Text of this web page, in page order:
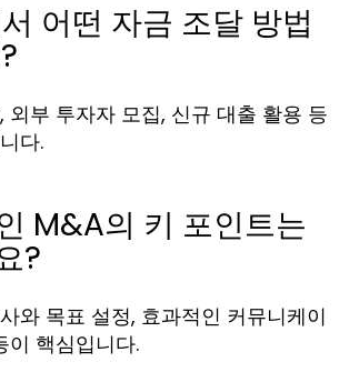
어떤 자금 조달 방법
외부 투자자 모집, 신규 대출 활용 등
다.
M&A의 키 포인트는
?
와 목표 설정, 효과적인 커뮤니케이
이 핵심입니다.